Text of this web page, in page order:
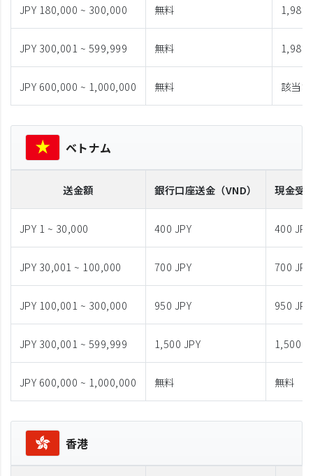
JPY 180,000 ~ 300,000 無料 1,980
JPY 300,001 ~ 599,999 無料 1,980
JPY 600,000 ~ 1,000,000 無料 該当
ベトナム
送金額 銀行口座送金 （VND） 現金受
JPY 1 ~ 30,000 400 JPY 400 JPY
JPY 30,001 ~ 100,000 700 JPY 700 JPY
JPY 100,001 ~ 300,000 950 JPY 950 JPY
JPY 300,001 ~ 599,999 1,500 JPY 1,500
JPY 600,000 ~ 1,000,000 無料 無料
香港